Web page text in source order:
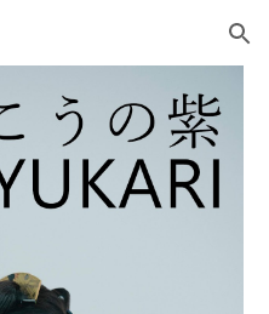
Skip to navigation